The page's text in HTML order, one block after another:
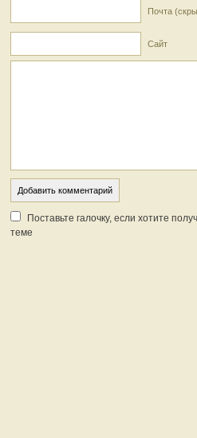
Почта
Сайт
Поставьте галочку, если хотите
теме